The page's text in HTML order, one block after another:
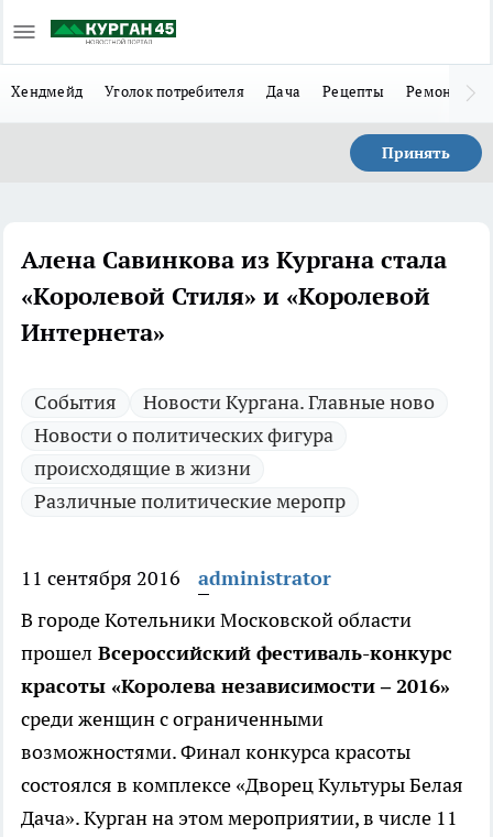
Хендмейд Уголок потребителя Дача Рецепты Ремонт
Принять
Алена Савинкова из Кургана стала
«Королевой Стиля» и «Королевой
Интернета»
Cобытия
Новости Кургана. Главные ново
Новости о политических фигура
происходящие в жизни
Различные политические меропр
11 сентября 2016
administrator
В городе Котельники Московской области
прошел Всероссийский фестиваль-конкурс
красоты «Королева независимости – 2016»
среди женщин с ограниченными
возможностями.Финал конкурса красоты
состоялся в комплексе «Дворец Культуры Белая
Дача». Курган на этом мероприятии, в числе 11